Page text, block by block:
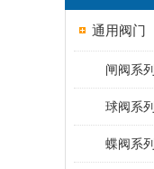
通用阀门
闸阀系列
球阀系列
蝶阀系列